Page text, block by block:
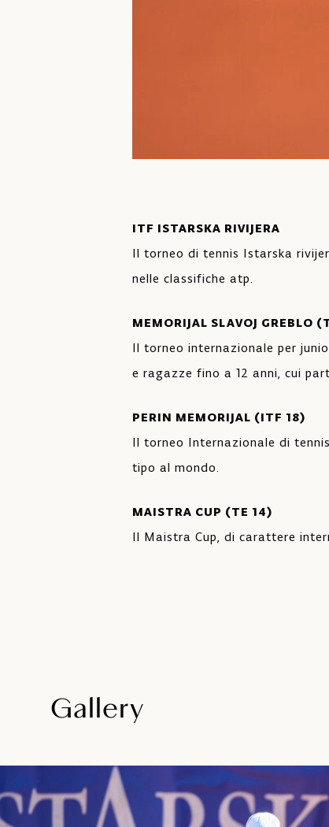
ITF ISTARSKA RIVIJERA
Il torneo di tennis Istarska
nelle classifiche atp.
MEMORIJAL SLAVOJ GREBLO
Il torneo internazionale per
e ragazze fino a 12 anni, cui
PERIN MEMORIJAL (ITF 18)
Il torneo Internazionale di
tipo al mondo.
MAISTRA CUP (TE 14)
Il Maistra Cup, di carattere
Gallery